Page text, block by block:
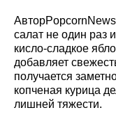
салат не один раз
кисло-сладкое
добавляет
получается
копченая курица
лишней тяжести.